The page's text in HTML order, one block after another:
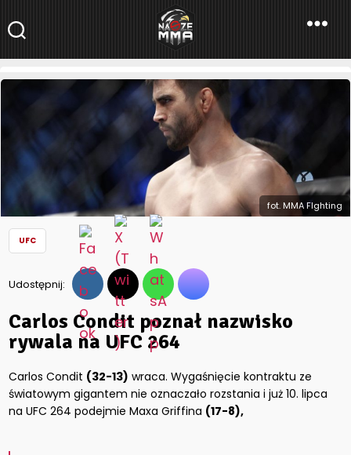
NaszeMMA
NaszeMMA.pl»Aktualności»Świat»UFC»Carlos Condit poznał
nazwisko rywala na UFC 264
fot. MMA FIghting
UFC
Udostępnij:
Carlos Condit poznał nazwisko
rywala na UFC 264
Carlos Condit (32-13) wraca. Wygaśnięcie kontraktu ze
światowym gigantem nie oznaczało rozstania i już 10. lipca
na UFC 264 podejmie Maxa Griffina (17-8),